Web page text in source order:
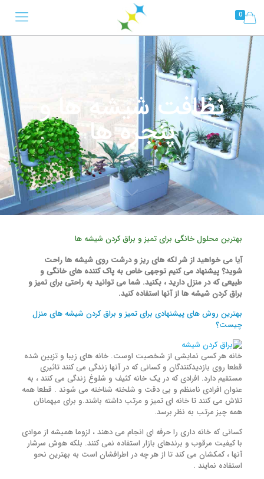
0
نظافت شیشه ها و
پنجره ها
بهترین محلول خانگی برای تمیز و براق کردن شیشه ها
آیا می خواهید از شر لکه های ریز و درشت روی شیشه ها راحت
شوید؟ پیشنهاد می کنیم توجهی خاص به پاک کننده های خانگی و
طبیعی که در منزل دارید ، بکنید. شما می توانید به راحتی برای تمیز و
براق کردن شیشه ها از آنها استفاده کنید.
بهترین روش های پیشنهادی برای تمیز و براق کردن شیشه های منزل
چیست؟
خانه هر کسی نمایشی از شخصیت اوست. خانه های زیبا و تزیین شده
قطعا روی بازدیدکنندگان و کسانی که در آنها زندگی می کنند تاثیری
مستقیم دارد. افرادی که در یک خانه کثیف و شلوغ زندگی می کنند ، به
عنوان افرادی نامنظم و بی دقت و شلخته شناخته می شوند . قطعا همه
تلاش می کنند تا خانه ای تمیز و مرتب داشته باشند.و برای میهمانان
همه چیز مرتب به نظر برسد.
کسانی که خانه داری را حرفه ای انجام می دهند ، لزوما همیشه از موادی
با کیفیت مرقوب و برندهای بازار استفاده نمی کنند. بلکه هوش سرشار
آنها ، کمکشان می کند تا از هر چه در اطرافشان است به بهترین نحو
استفاده نمایند .